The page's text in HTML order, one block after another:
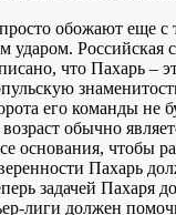
обожают еще с
ударом.
что Пахарь –
его команды
обычно
основания, чтобы
Пахарь
задачей
лиги должен